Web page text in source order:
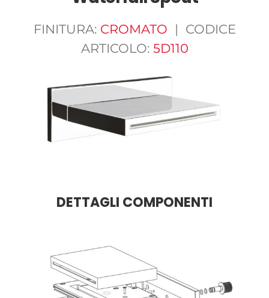
FINITURA: CROMATO | CODICE
ARTICOLO: 5D110
DETTAGLI COMPONENTI